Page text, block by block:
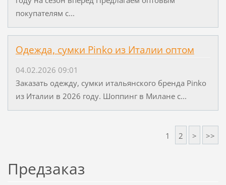
покупателям с...
Одежда, сумки Pinko из Италии оптом
04.02.2026 09:01
Заказать одежду, сумки итальянского бренда Pinko
из Италии в 2026 году. Шоппинг в Милане с...
1 2 > >>
Предзаказ